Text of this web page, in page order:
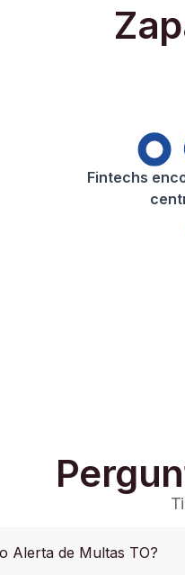
Fintechs
Alerta de Multas TO?